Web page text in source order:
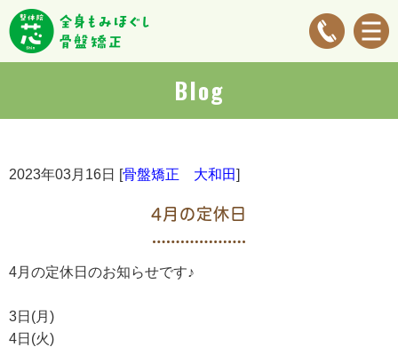
Blog
2023年03月16日 [骨盤矯正 大和田]
4月の定休日
4月の定休日のお知らせです♪
3日(月)
4日(火)